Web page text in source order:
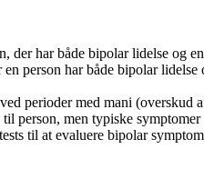
har både bipolar lidelse og
person har både bipolar
perioder med mani
person, men typiske
til at evaluere bipolar